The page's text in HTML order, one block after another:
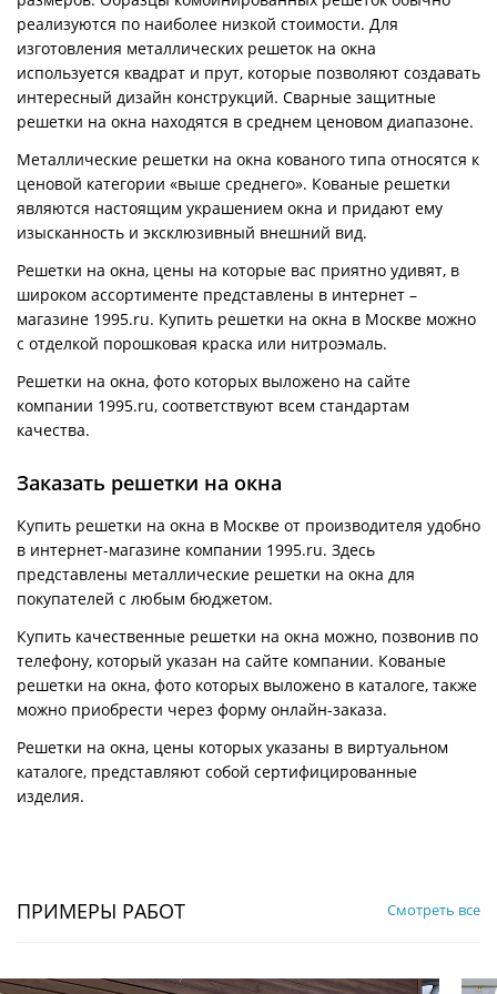
реализуются по наиболее низкой стоимости. Для
изготовления металлических решеток на окна
используется квадрат и прут, которые позволяют создавать
интересный дизайн конструкций. Сварные защитные
решетки на окна находятся в среднем ценовом диапазоне.
Металлические решетки на окна кованого типа относятся к
ценовой категории «выше среднего». Кованые решетки
являются настоящим украшением окна и придают ему
изысканность и эксклюзивный внешний вид.
Решетки на окна, цены на которые вас приятно удивят, в
широком ассортименте представлены в интернет –
магазине 1995.ru. Купить решетки на окна в Москве можно
с отделкой порошковая краска или нитроэмаль.
Решетки на окна, фото которых выложено на сайте
компании 1995.ru, соответствуют всем стандартам
качества.
Заказать решетки на окна
Купить решетки на окна в Москве от производителя удобно
в интернет-магазине компании 1995.ru. Здесь
представлены металлические решетки на окна для
покупателей с любым бюджетом.
Купить качественные решетки на окна можно, позвонив по
телефону, который указан на сайте компании. Кованые
решетки на окна, фото которых выложено в каталоге, также
можно приобрести через форму онлайн-заказа.
Решетки на окна, цены которых указаны в виртуальном
каталоге, представляют собой сертифицированные
изделия.
ПРИМЕРЫ РАБОТ Смотреть все